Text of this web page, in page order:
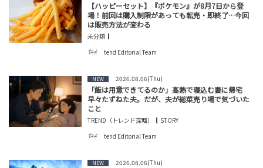
【ハッピーセット】『ポケモン』が8月7日から登
場！前回は購入制限があっても転売・即終了…今回
は販売方法が変わる
未分類
tend Editorial Team
NEW 2026.08.06(Thu)
「飯は用意できてるのか」高熱で寝込む妻に帰宅
早々たずねた夫。だが、夫が総菜売り場で気づいた
こと
TREND（トレンド深堀）
STORY
tend Editorial Team
NEW 2026.08.06(Thu)